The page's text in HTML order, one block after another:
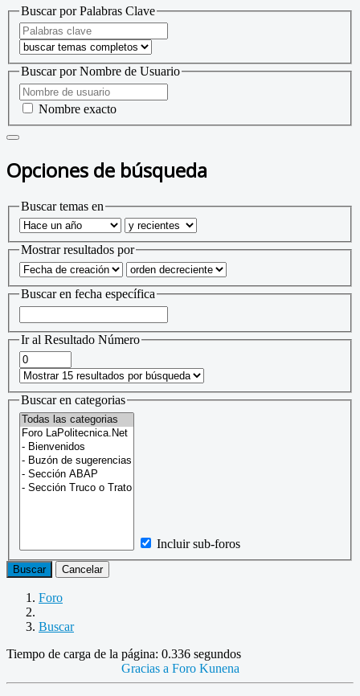
Buscar por Palabras Clave
Buscar por Nombre de Usuario
Nombre exacto
Opciones de búsqueda
Buscar temas en
Mostrar resultados por
Buscar en fecha específica
Ir al Resultado Número
Buscar en categorias
Incluir sub-foros
Buscar Cancelar
Foro
Buscar
Tiempo de carga de la página: 0.336 segundos
Gracias a Foro Kunena